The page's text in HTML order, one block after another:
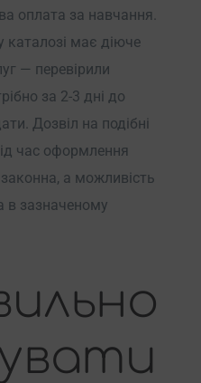
оплата за навчання.
має діюче
— перевірили
за 2-3 дні до
Дозвіл на подібні
час оформлення
а можливість
в зазначеному